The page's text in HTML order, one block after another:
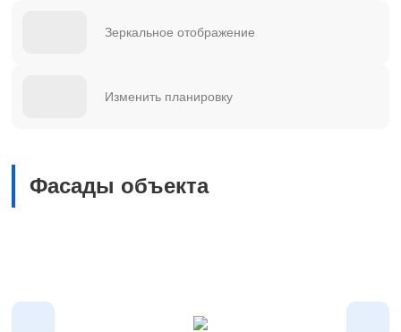
Зеркальное отображение
Изменить планировку
Фасады объекта